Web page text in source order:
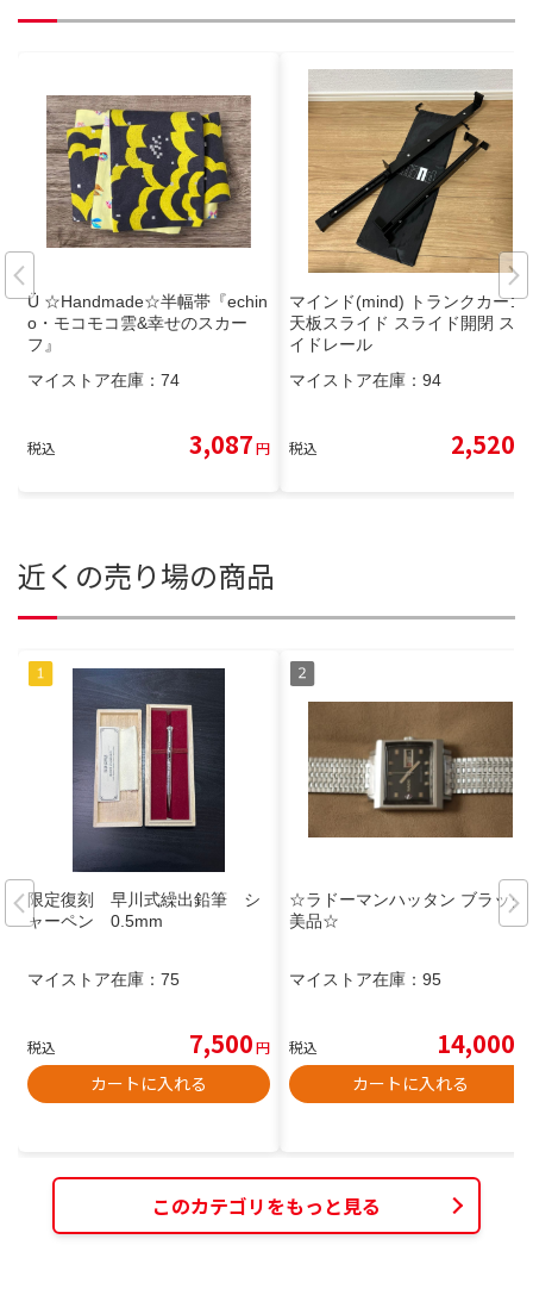
Ü ☆Handmade☆半幅帯『echin
o・モコモコ雲&幸せのスカー
フ』
マイストア在庫： 74
税込 3,087円
マインド(mind) トランクカーゴ
天板スライド スライド開閉 スラ
イドレール
マイストア在庫： 94
税込 2,520
近くの売り場の商品
限定復刻 早川式繰出鉛筆 シ
ャーペン 0.5mm
マイストア在庫： 75
税込 7,500円
カートに入れる
☆ラドーマンハッタン ブラック
美品☆
マイストア在庫： 95
税込 14,000
カートに入れる
このカテゴリをもっと見る